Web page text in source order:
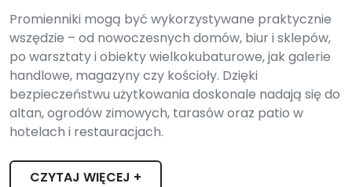
Promienniki mogą być wykorzystywane praktycznie
wszędzie – od nowoczesnych domów, biur i sklepów,
po warsztaty i obiekty wielkokubaturowe, jak galerie
handlowe, magazyny czy kościoły. Dzięki
bezpieczeństwu użytkowania doskonale nadają się do
altan, ogrodów zimowych, tarasów oraz patio w
hotelach i restauracjach.
CZYTAJ WIĘCEJ +